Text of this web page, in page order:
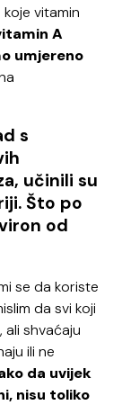
vitamin
A
umjereno
s
učinili su
Što po
od
se da koriste
da svi koji
ali shvaćaju
ili ne
da uvijek
nisu toliko